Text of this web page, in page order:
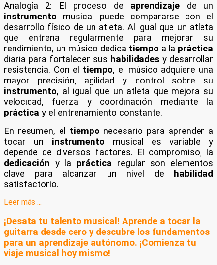
Analogía 2: El proceso de aprendizaje de un
instrumento musical puede compararse con el
desarrollo físico de un atleta. Al igual que un atleta
que entrena regularmente para mejorar su
rendimiento, un músico dedica tiempo a la práctica
diaria para fortalecer sus habilidades y desarrollar
resistencia. Con el tiempo, el músico adquiere una
mayor precisión, agilidad y control sobre su
instrumento, al igual que un atleta que mejora su
velocidad, fuerza y coordinación mediante la
práctica y el entrenamiento constante.
En resumen, el tiempo necesario para aprender a
tocar un instrumento musical es variable y
depende de diversos factores. El compromiso, la
dedicación y la práctica regular son elementos
clave para alcanzar un nivel de
habilidad
satisfactorio.
Leer más ...
¡Desata tu talento musical! Aprende a tocar la
guitarra desde cero y descubre los fundamentos
para un aprendizaje autónomo. ¡Comienza tu
viaje musical hoy mismo!